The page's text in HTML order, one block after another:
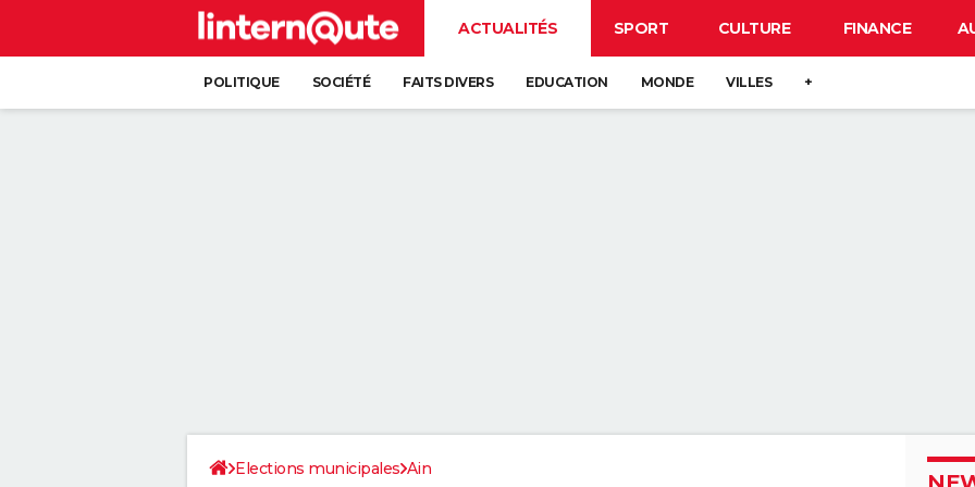
ACTUALITÉS SPORT CULTURE FINANCE
POLITIQUE SOCIÉTÉ FAITS DIVERS EDUCATION MONDE VILLES +
Elections municipales Ain